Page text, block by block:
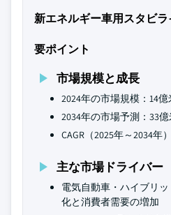
新エネルギー車用スタビ
要ポイント
市場規模と成長
2024年の市場規模：14
2034年の市場予測：33
CAGR（2025年～2034年
主な市場ドライバー
電気自動車・ハイブリ
化と消費者需要の増加